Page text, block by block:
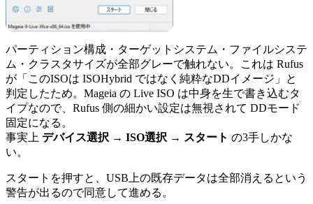
パーティション構成・ターゲットシステム・ファイルシステ
ム・クラスタサイズが全部グレーで触れない。これは Rufus
が「このISOは ISOHybrid ではなく純粋なDDイメージ」と
判定したため。Mageia の Live ISO は中身を生で書き込むタ
イプなので、Rufus 側の細かい設定は無視されて DDモード
固定になる。
事実上 デバイス選択 → ISO選択 → スタート の3手しかな
い。
スタートを押すと、USB上の既存データは全部消えるという
警告が出るので同意して進める。